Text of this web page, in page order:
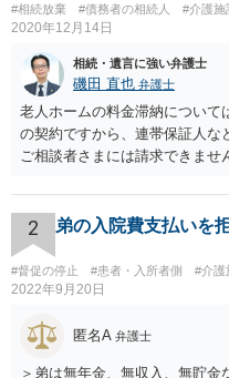
#相続放棄 #債務者の相続人 #介護施
2020年12月14日
相続・遺言に強い弁護士
磯田 直也 弁護士
老人ホームの料金滞納について
の契約ですから、連帯保証人な
ご相談者さまには請求できま
護受給の際に扶養できないかと
い旨回答すればそれまでです
通りです。 民法上の扶養義務
ではありません。 あくまでも
の介護は子供がみるという民法
まれてすぐ両親が離婚し、その
2 弟の入院費支払いを
#督促の停止 #患者・入所者側 #介護
2022年9月20日
匿名A 弁護士
＞弟は無年金、無収入、無貯